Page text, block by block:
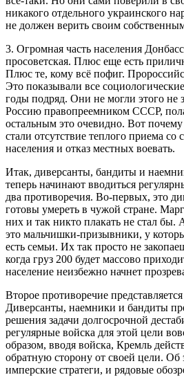
никакого отдельного украинского
не должен верить своим
3. Огромная часть населения
просоветская. Плюс еще есть
Плюс те, кому всё пофиг.
Это показывали все
годы подряд. Они не могли этого не
Россию правопреемником СССР,
остальным это очевидно. Вот
стали отсутствие теплого приема
населения и отказ местных воевать.
Итак, диверсанты, бандиты и
теперь начинают вводиться
два противоречия. Во-первых, это
готовы умереть в чужой стране.
них и так никто плакать не стал бы.
это мальчишки-призывники, у
есть семьи. Их так просто не
когда груз 200 будет массово
население неизбежно начнет
Второе противоречие
Диверсанты, наемники и бандиты
решения задачи долгосрочной
регулярные войска для этой цели
образом, вводя войска, Кремль
обратную сторону от своей цели. Об
имперские стратеги, и рядовые